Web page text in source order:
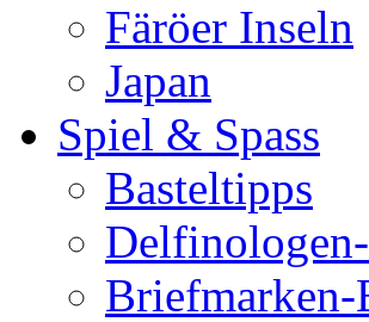
Färöer Inseln
Japan
Spiel & Spass
Basteltipps
Briefmarken-